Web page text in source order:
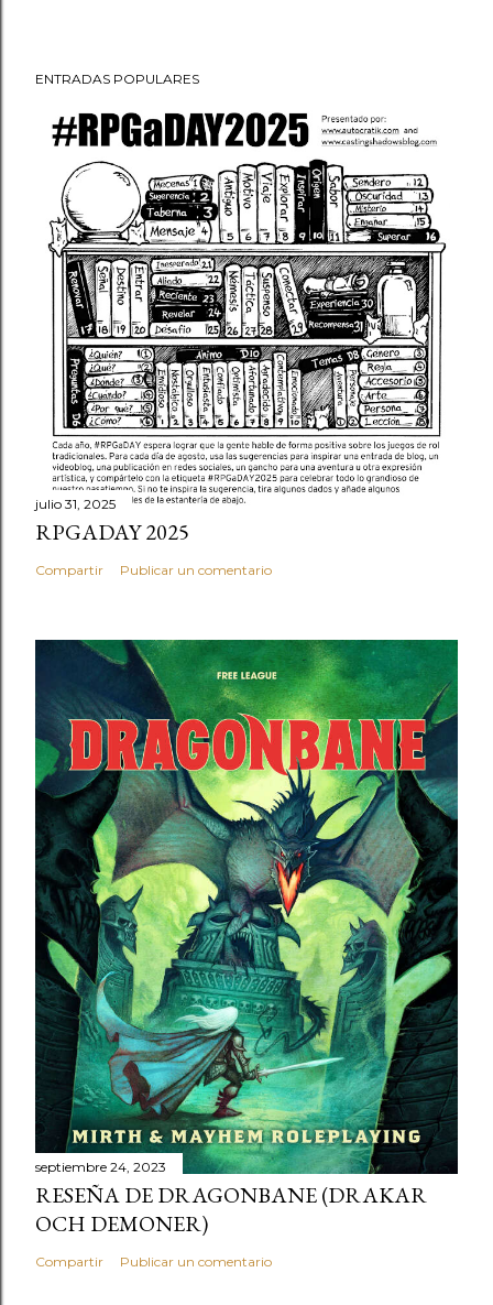
ENTRADAS POPULARES
julio 31, 2025
RPGADAY 2025
Compartir Publicar un comentario
septiembre 24, 2023
RESEÑA DE DRAGONBANE (DRAKAR
OCH DEMONER)
Compartir Publicar un comentario